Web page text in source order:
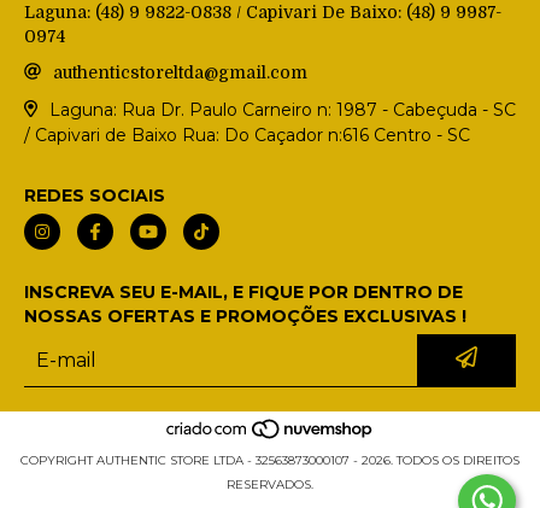
Laguna: (48) 9 9822-0838 / Capivari De Baixo: (48) 9 9987-
0974
authenticstoreltda@gmail.com
Laguna: Rua Dr. Paulo Carneiro n: 1987 - Cabeçuda - SC
/ Capivari de Baixo Rua: Do Caçador n:616 Centro - SC
REDES SOCIAIS
INSCREVA SEU E-MAIL, E FIQUE POR DENTRO DE
NOSSAS OFERTAS E PROMOÇÕES EXCLUSIVAS !
COPYRIGHT AUTHENTIC STORE LTDA - 32563873000107 - 2026. TODOS OS DIREITOS
RESERVADOS.